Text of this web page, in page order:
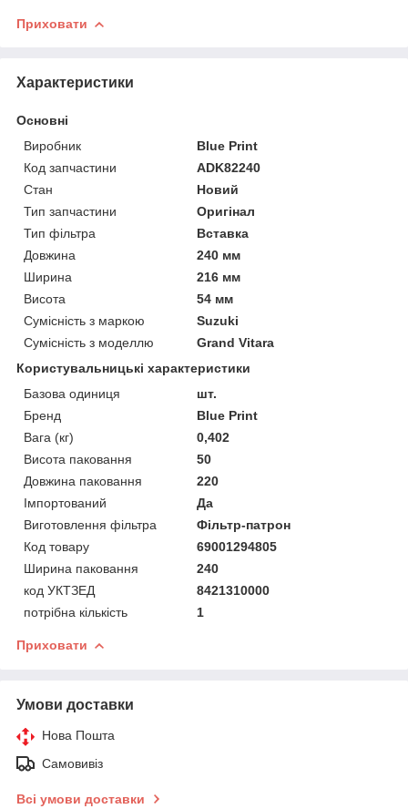
Приховати
Характеристики
Основні
Виробник
Blue Print
Код запчастини
ADK82240
Стан
Новий
Тип запчастини
Оригінал
Тип фільтра
Вставка
Довжина
240 мм
Ширина
216 мм
Висота
54 мм
Сумісність з маркою
Suzuki
Сумісність з моделлю
Grand Vitara
Користувальницькі характеристики
Базова одиниця
шт.
Бренд
Blue Print
Вага (кг)
0,402
Висота паковання
50
Довжина паковання
220
Імпортований
Да
Виготовлення фільтра
Фільтр-патрон
Код товару
69001294805
Ширина паковання
240
код УКТЗЕД
8421310000
потрібна кількість
1
Приховати
Умови доставки
Нова Пошта
Самовивіз
Всі умови доставки